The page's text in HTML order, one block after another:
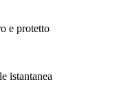
e protetto
istantanea